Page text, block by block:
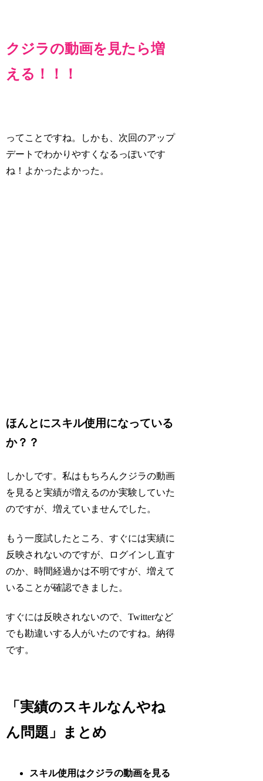
クジラの動画を見たら増
える！！！
ってことですね。しかも、次回のアップ
デートでわかりやすくなるっぽいです
ね！よかったよかった。
ほんとにスキル使用になっている
か？？
しかしです。私はもちろんクジラの動画
を見ると実績が増えるのか実験していた
のですが、増えていませんでした。
もう一度試したところ、すぐには実績に
反映されないのですが、ログインし直す
のか、時間経過かは不明ですが、増えて
いることが確認できました。
すぐには反映されないので、Twitterなど
でも勘違いする人がいたのですね。納得
です。
「実績のスキルなんやね
ん問題」まとめ
スキル使用はクジラの動画を見る